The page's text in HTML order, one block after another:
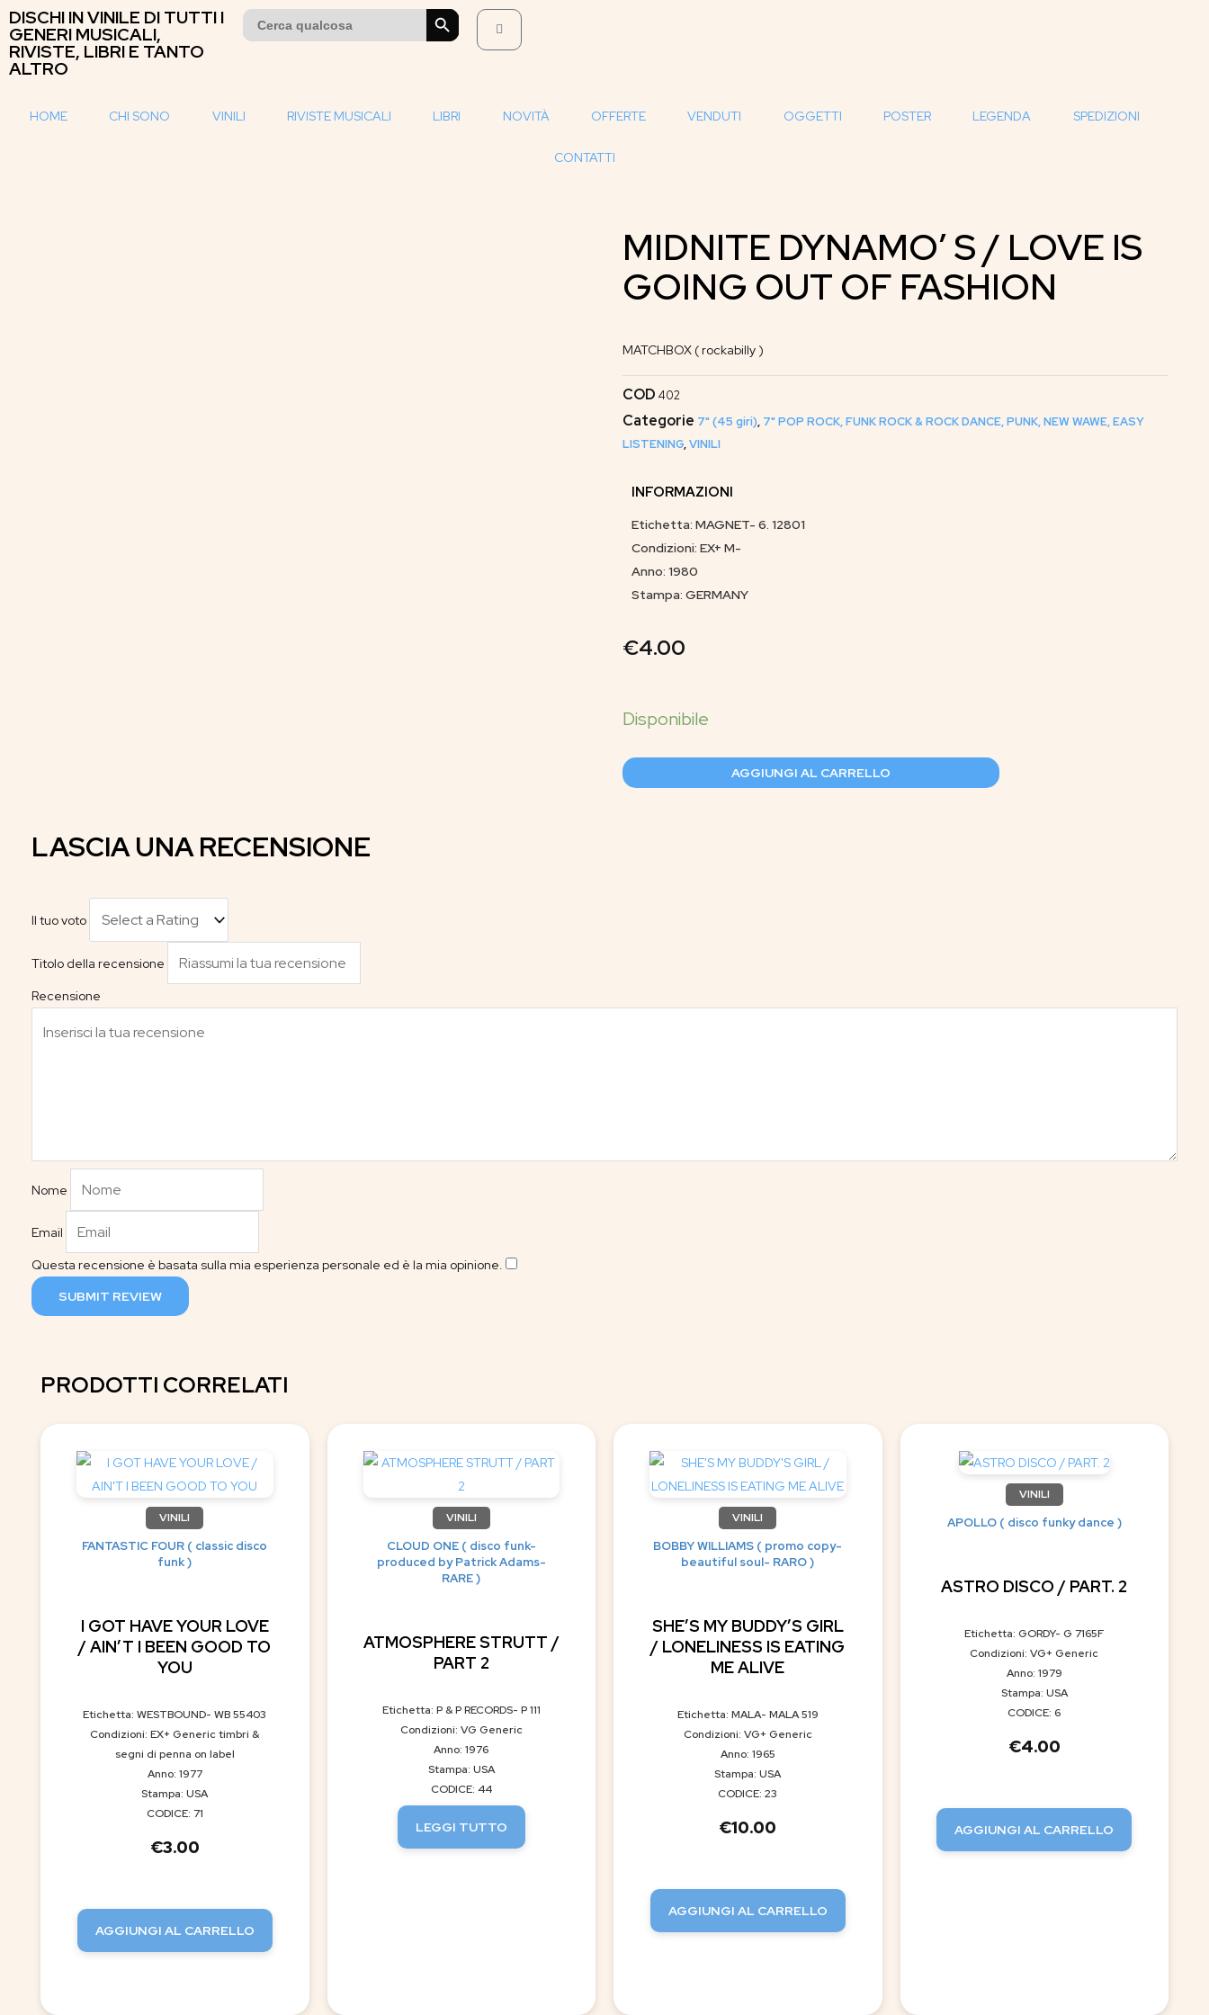
DISCHI IN VINILE DI TUTTI I
GENERI MUSICALI,
RIVISTE, LIBRI E TANTO
ALTRO
Search
for:
SEARCH BUTTON
HOME CHI SONO VINILI RIVISTE MUSICALI LIBRI NOVITÀ OFFERTE VENDUTI OGGETTI POSTER LEGENDA SPEDIZIONI
CONTATTI
MIDNITE DYNAMO’ S / LOVE IS
GOING OUT OF FASHION
MATCHBOX ( rockabilly )
COD 402
Categorie 7" (45 giri), 7" POP ROCK, FUNK ROCK & ROCK DANCE, PUNK, NEW WAWE, EASY
LISTENING,VINILI
INFORMAZIONI
Etichetta: MAGNET- 6. 12801
Condizioni: EX+ M-
Anno: 1980
Stampa: GERMANY
€4.00
AGGIUNGI AL CARRELLO
LASCIA UNA RECENSIONE
Il tuo voto
Titolo della recensione
Recensione
Nome
Email
Questa recensione è basata sulla mia esperienza personale ed è la mia opinione.
SUBMIT REVIEW
PRODOTTI CORRELATI
VINILI
FANTASTIC FOUR ( classic disco
funk )
I GOT HAVE YOUR LOVE
/ AIN’T I BEEN GOOD TO
YOU
Etichetta: WESTBOUND- WB 55403
Condizioni: EX+ Generic timbri &
segni di penna on label
Anno: 1977
Stampa: USA
CODICE: 71
€3.00
AGGIUNGI AL CARRELLO
VINILI
CLOUD ONE ( disco funk-
produced by Patrick Adams-
RARE )
ATMOSPHERE STRUTT /
PART 2
Etichetta: P & P RECORDS- P 111
Condizioni: VG Generic
Anno: 1976
Stampa: USA
CODICE: 44
LEGGI TUTTO
VINILI
BOBBY WILLIAMS ( promo copy-
beautiful soul- RARO )
SHE’S MY BUDDY’S GIRL
/ LONELINESS IS EATING
ME ALIVE
Etichetta: MALA- MALA 519
Condizioni: VG+ Generic
Anno: 1965
Stampa: USA
CODICE: 23
€10.00
AGGIUNGI AL CARRELLO
VINILI
APOLLO ( disco funky dance )
ASTRO DISCO / PART. 2
Etichetta: GORDY- G 7165F
Condizioni: VG+ Generic
Anno: 1979
Stampa: USA
CODICE: 6
€4.00
AGGIUNGI AL CARRELLO